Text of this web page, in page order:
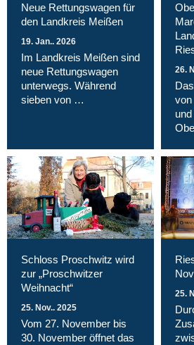
Neue Rettungswagen für
den Landkreis Meißen
19. Jan.. 2026
Im Landkreis Meißen sind
neue Rettungswagen
unterwegs. Während
sieben von …
26.
von
Schloss Proschwitz wird
zur „Proschwitzer
Weihnacht“
25. Nov.. 2025
Vom 27. November bis
30. November öffnet das
25.